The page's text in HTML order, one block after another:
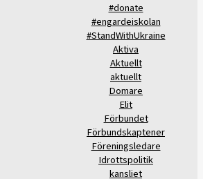
#donate
#engardeiskolan
#StandWithUkraine
Aktiva
Aktuellt
aktuellt
Domare
Elit
Förbundet
Förbundskaptener
Föreningsledare
Idrottspolitik
kansliet